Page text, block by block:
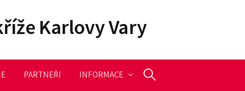
Karlovy Vary
PARTNEŘI INFORMACE V